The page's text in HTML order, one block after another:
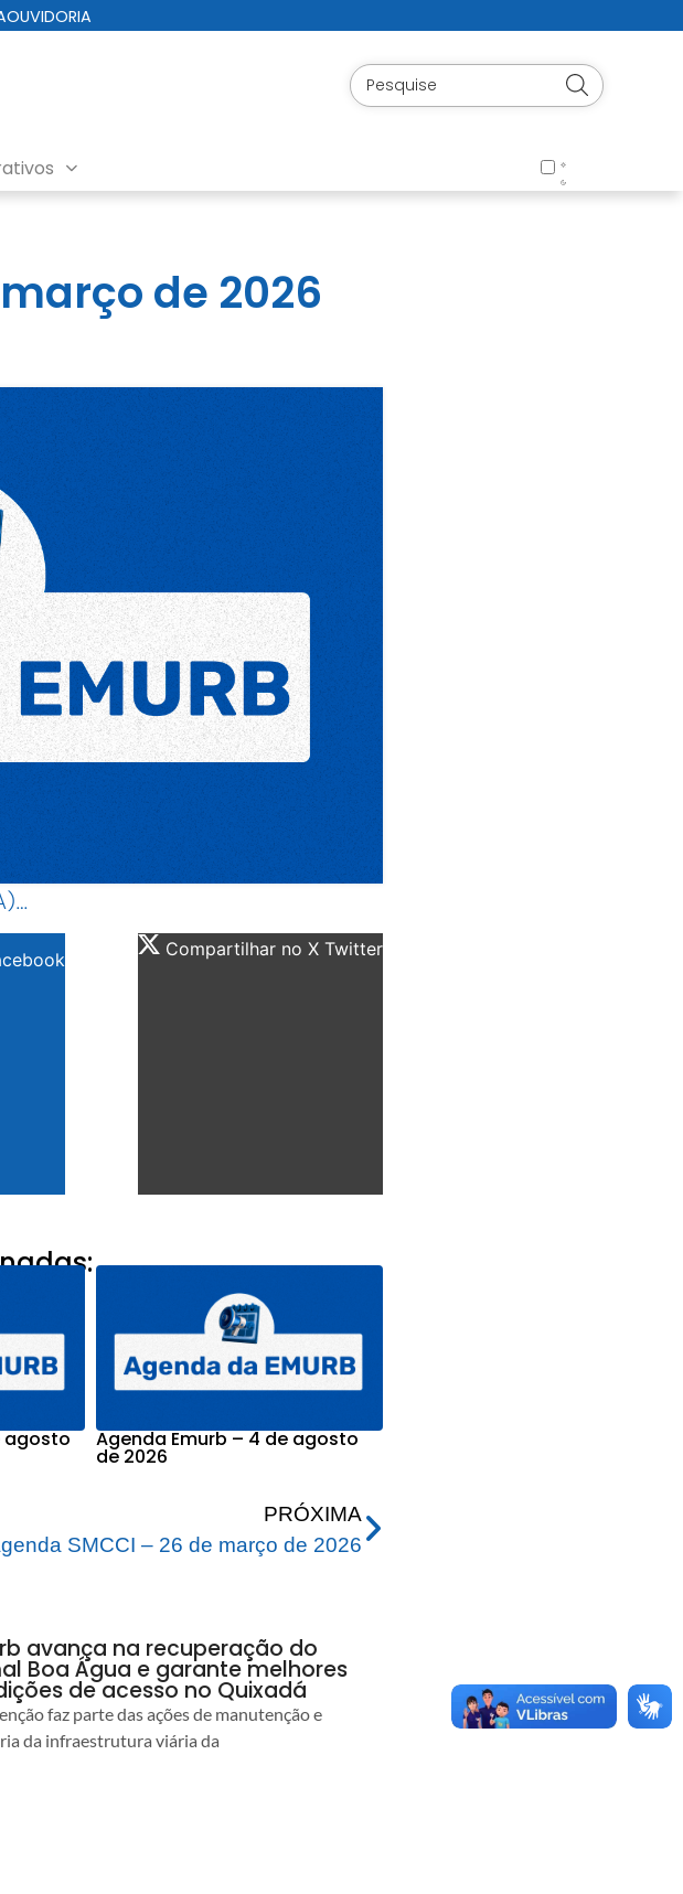
OUVIDORIA
de 2026
Compartilhar no X Twitter
agosto Agenda Emurb – 4 de agosto
de 2026
PRÓXIMA
SMCCI – 26 de março de 2026
avança na recuperação do
Boa Água e garante melhores
de acesso no Quixadá
faz parte das ações de manutenção e
da infraestrutura viária da